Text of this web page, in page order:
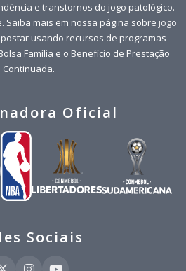
e transtornos do jogo patológico.
Saiba mais em nossa página sobre jogo
usando recursos de programas
Família e o Benefício de Prestação
Continuada.
Oficial
Sociais